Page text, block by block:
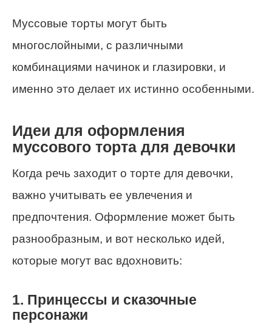
Муссовые торты могут быть
многослойными, с различными
комбинациями начинок и глазировки, и
именно это делает их истинно особенными.
Идеи для оформления
муссового торта для девочки
Когда речь заходит о торте для девочки,
важно учитывать ее увлечения и
предпочтения. Оформление может быть
разнообразным, и вот несколько идей,
которые могут вас вдохновить:
1. Принцессы и сказочные
персонажи